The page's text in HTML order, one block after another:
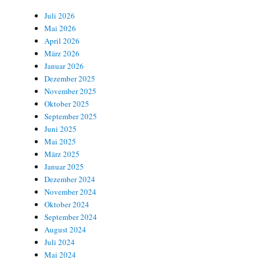
Juli 2026
Mai 2026
April 2026
März 2026
Januar 2026
Dezember 2025
November 2025
Oktober 2025
September 2025
Juni 2025
Mai 2025
März 2025
Januar 2025
Dezember 2024
November 2024
Oktober 2024
September 2024
August 2024
Juli 2024
Mai 2024